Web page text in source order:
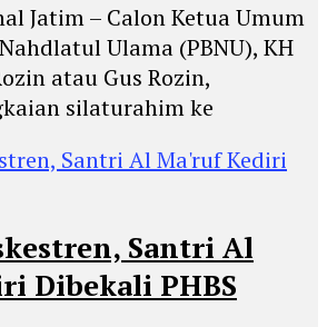
Jatim – Calon Ketua Umum
Ulama (PBNU), KH
atau Gus Rozin,
silaturahim ke
Santri Al
Dibekali PHBS